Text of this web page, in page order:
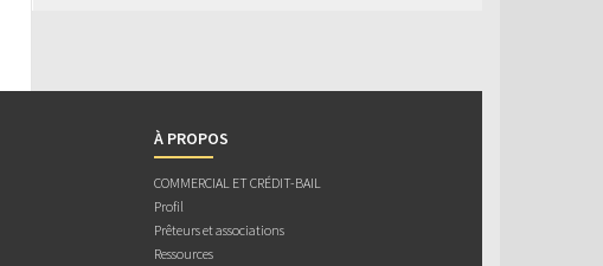
À PROPOS
COMMERCIAL ET CRÉDIT-BAIL
Profil
Prêteurs et associations
Ressources